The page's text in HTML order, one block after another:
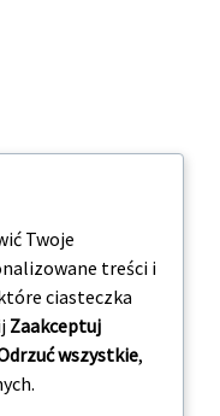
Twoje
treści i
ciasteczka
Zaakceptuj
wszystkie,